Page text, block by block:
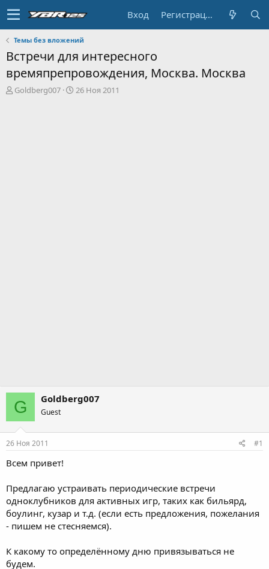
Вход Регистрация
Темы без вложений
Встречи для интересного
времяпрепровождения, Москва. Москва
А
Goldberg007
Д
26 Ноя 2011
G Goldberg007
Guest
26 Ноя 2011 #1
Всем привет!
Предлагаю устраивать периодические встречи
одноклубников для активных игр, таких как бильярд,
боулинг, кузар и т.д. (если есть предложения, пожелания
- пишем не стесняемся).
К какому то определённому дню привязываться не
будем.